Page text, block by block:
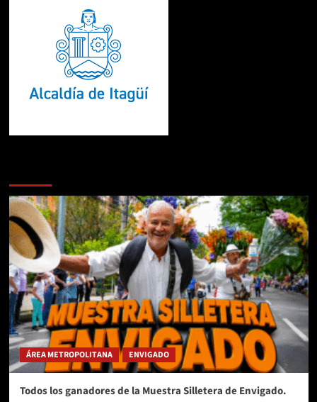
ÁREA METROPOLITANA ENVIGADO
Todos los ganadores de la Muestra Silletera de Envigado.